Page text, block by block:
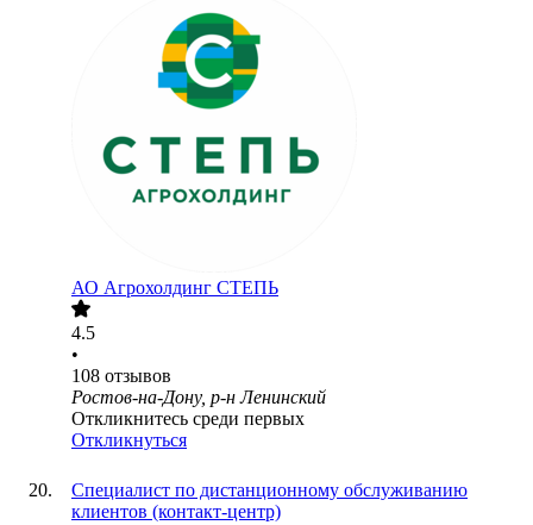
АО Агрохолдинг СТЕПЬ
4.5
•
108 отзывов
Ростов-на-Дону, р-н Ленинский
Откликнитесь среди первых
Откликнуться
Специалист по дистанционному обслуживанию
клиентов (контакт-центр)